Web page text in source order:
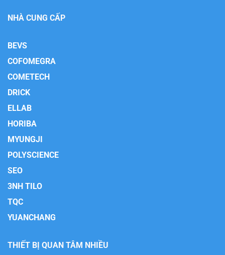
NHÀ CUNG CẤP
BEVS
COFOMEGRA
COMETECH
DRICK
ELLAB
HORIBA
MYUNGJI
POLYSCIENCE
SEO
3NH TILO
TQC
YUANCHANG
THIẾT BỊ QUAN TÂM NHIỀU